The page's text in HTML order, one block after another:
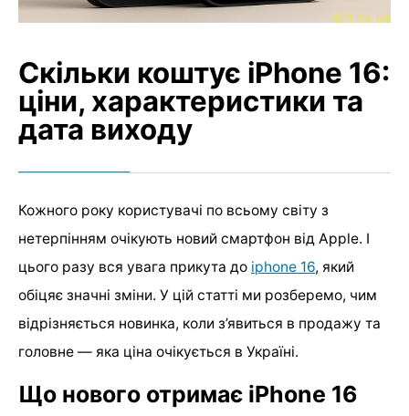
Скільки коштує iPhone 16:
ціни, характеристики та
дата виходу
Кожного року користувачі по всьому світу з
нетерпінням очікують новий смартфон від Apple. І
цього разу вся увага прикута до iphone 16, який
обіцяє значні зміни. У цій статті ми розберемо, чим
відрізняється новинка, коли з’явиться в продажу та
головне — яка ціна очікується в Україні.
Що нового отримає iPhone 16